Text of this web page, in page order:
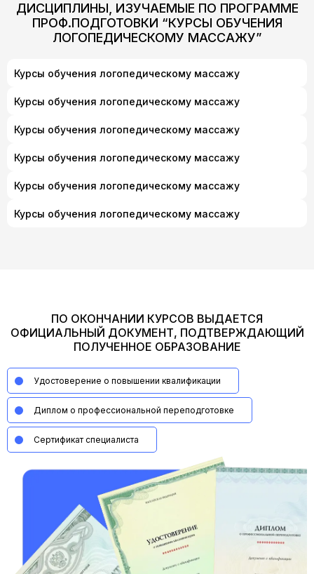
ДИСЦИПЛИНЫ, ИЗУЧАЕМЫЕ ПО ПРОГРАММЕ
ПРОФ.ПОДГОТОВКИ “КУРСЫ ОБУЧЕНИЯ
ЛОГОПЕДИЧЕСКОМУ МАССАЖУ”
Курсы обучения логопедическому массажу
Курсы обучения логопедическому массажу
Курсы обучения логопедическому массажу
Курсы обучения логопедическому массажу
Курсы обучения логопедическому массажу
Курсы обучения логопедическому массажу
ПО ОКОНЧАНИИ КУРСОВ ВЫДАЕТСЯ
ОФИЦИАЛЬНЫЙ ДОКУМЕНТ, ПОДТВЕРЖДАЮЩИЙ
ПОЛУЧЕННОЕ ОБРАЗОВАНИЕ
Удостоверение о повышении квалификации
Диплом о профессиональной переподготовке
Сертификат специалиста